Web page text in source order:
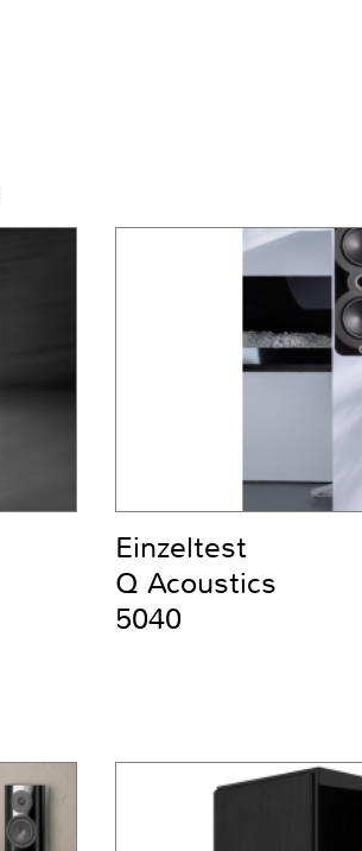
Einzeltest
Q Acoustics
5040